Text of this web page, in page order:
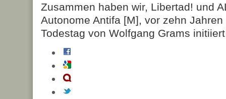
Zusammen haben wir, Libertad! und
Autonome Antifa [M], vor zehn
Todestag von Wolfgang Grams